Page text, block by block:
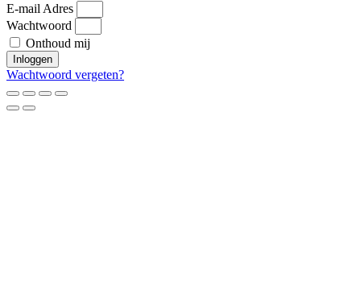
E-mail Adres
Wachtwoord
Onthoud mij
Inloggen
Wachtwoord vergeten?